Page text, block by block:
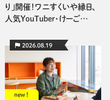
り」開催！ワニすくいや縁日、
人気YouTuber・けーご…
new !
2026.08.19